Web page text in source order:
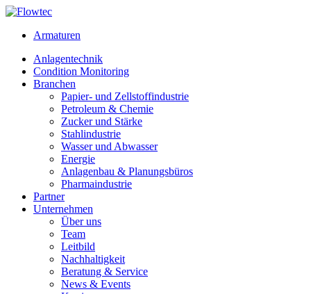
Skip
contentArmaturen
Anlagentechnik
Condition Monitoring
Branchen
Papier- und Zellstoffindustrie
Petroleum & Chemie
Zucker und Stärke
Stahlindustrie
Wasser und Abwasser
Energie
Anlagenbau & Planungsbüros
Pharmaindustrie
Partner
Unternehmen
Über uns
Team
Leitbild
Nachhaltigkeit
Beratung & Service
News & Events